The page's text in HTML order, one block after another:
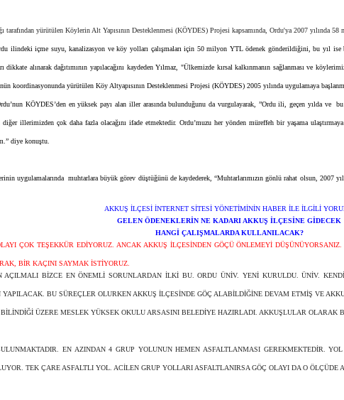
yürütülen Köylerin Alt Yapısının Desteklenmesi (KÖYDES) Projesi kapsamında, Ordu'ya 2007 yılında
ilindeki içme suyu, kanalizasyon ve köy yolları çalışmaları için 50 milyon YTL ödenek gönderildiğini, bu yıl
dikkate alınarak dağıtımının yapılacağını kaydeden Yılmaz, "Ülkemizde kırsal kalkınmanın sağlanması ve
koordinasyonunda yürütülen Köy Altyapısının Desteklenmesi Projesi (KÖYDES) 2005 yılında uygulamaya
KÖYDES’den en yüksek payı alan iller arasında bulunduğunu da vurgulayarak, ”Ordu ili, geçen yılda ve
illerimizden çok daha fazla olacağını ifade etmektedir. Ordu’muzu her yönden müreffeh bir yaşama
diye konuştu.
uygulamalarında muhtarlara büyük görev düştüğünü de kaydederek, “Muhtarlarımızın gönlü rahat olsun, 2007
AKKUŞ İLÇESİ İNTERNET SİTESİ YÖNETİMİNİN HABER İLE İLGİLİ
GELEN ÖDENEKLERİN NE KADARI AKKUŞ İLÇESİNE GİDECEK
HANGİ ÇALIŞMALARDA KULLANILACAK?
ÇOK TEŞEKKÜR EDİYORUZ. ANCAK AKKUŞ İLÇESİNDEN GÖÇÜ ÖNLEMEYİ
BİR KAÇINI SAYMAK İSTİYORUZ.
AÇILMALI BİZCE EN ÖNEMLİ SORUNLARDAN İLKİ BU. ORDU ÜNİV. YENİ KURULDU. ÜNİV.
BU SÜREÇLER OLURKEN AKKUŞ İLÇESİNDE GÖÇ ALABİLDİĞİNE DEVAM ETMİŞ VE
ÜZERE MESLEK YÜKSEK OKULU ARSASINI BELEDİYE HAZIRLADI. AKKUŞLULAR OLARAK
EN AZINDAN 4 GRUP YOLUNUN HEMEN ASFALTLANMASI GEREKMEKTEDİR.
TEK ÇARE ASFALTLI YOL. ACİLEN GRUP YOLLARI ASFALTLANIRSA GÖÇ OLAYI DA O ÖLÇÜDE